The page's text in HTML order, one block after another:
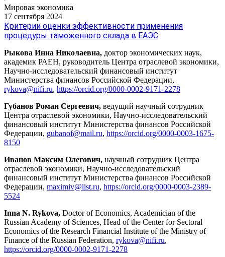
Мировая экономика
17 сентября 2024
Критерии оценки эффективности применения
процедуры таможенного склада в ЕАЭС
Рыкова Инна Николаевна, доктор экономических наук,
академик РАЕН, руководитель Центра отраслевой экономики,
Научно-исследовательский финансовый институт
Министерства финансов Российской Федерации,
rykova@nifi.ru, https://orcid.org/0000-0002-9171-2278
Губанов Роман Сергеевич, ведущий научный сотрудник
Центра отраслевой экономики, Научно-исследовательский
финансовый институт Министерства финансов Российской
Федерации, gubanof@mail.ru, https://orcid.org/0000-0003-1675-
8150
Иванов Максим Олегович, научный сотрудник Центра
отраслевой экономики, Научно-исследовательский
финансовый институт Министерства финансов Российской
Федерации, maximiv@list.ru, https://orcid.org/0000-0003-2389-
5524
Inna N. Rykova, Doctor of Economics, Academician of the
Russian Academy of Sciences, Head of the Center for Sectoral
Economics of the Research Financial Institute of the Ministry of
Finance of the Russian Federation, rykova@nifi.ru,
https://orcid.org/0000-0002-9171-2278